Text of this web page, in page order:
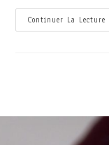
Continuer La Lecture